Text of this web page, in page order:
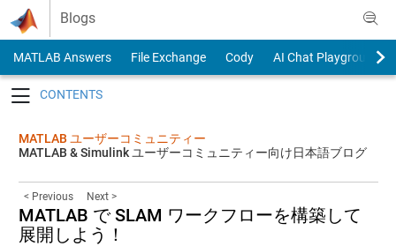
Skip to content
Blogs
MATLAB Answers File Exchange Cody
AI Chat Playground
MATLAB ユーザーコミュニティー
MATLAB & Simulink ユーザーコミュニティー向け日本語ブログ
< Previous Next >
MATLAB で SLAM ワークフローを構築して
展開しよう！